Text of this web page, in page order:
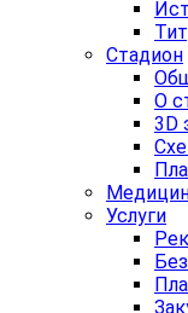
Стадион
О
3D
Услуги